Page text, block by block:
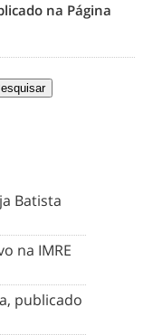
na Página
Batista
na IMRE
publicado